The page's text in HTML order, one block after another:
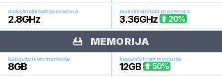
maksimalni takt procesora
2.8GHz
maksimalni takt procesora
3.36GHz 20%
MEMORIJA
kapacitet ram memorije
8GB
kapacitet ram memorije
12GB 50%